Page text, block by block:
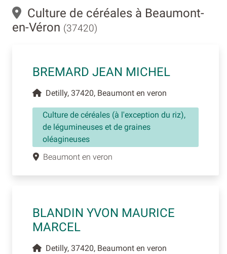
Culture de céréales à Beaumont-
en-Véron (37420)
BREMARD JEAN MICHEL
Detilly, 37420, Beaumont en veron
Culture de céréales (à l'exception du riz),
de légumineuses et de graines
oléagineuses
Beaumont en veron
BLANDIN YVON MAURICE
MARCEL
Detilly, 37420, Beaumont en veron